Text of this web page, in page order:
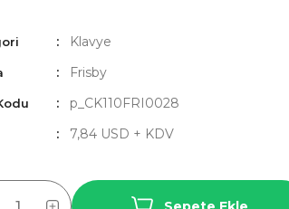
Klavye
Frisby
p_CK110FRI0028
7,84 USD + KDV